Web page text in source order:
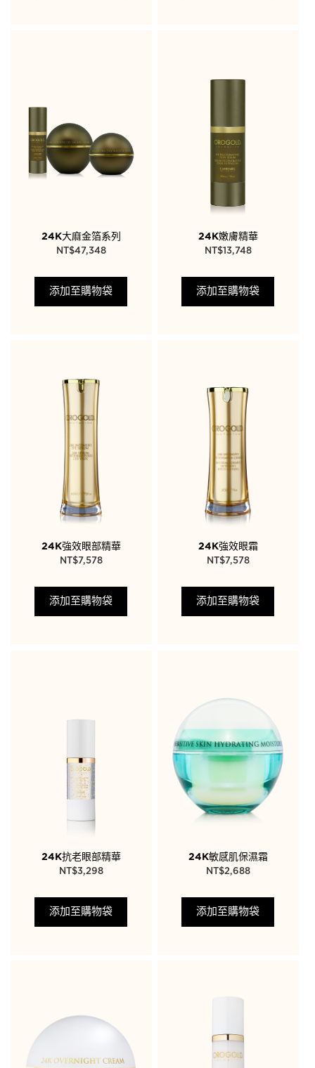
24K大麻金箔系列
NT$47,348
添加至購物袋
24K嫩膚精華
NT$13,748
添加至購物袋
24K強效眼部精華
NT$7,578
添加至購物袋
24K強效眼霜
NT$7,578
添加至購物袋
24K抗老眼部精華
NT$3,298
添加至購物袋
24K敏感肌保濕霜
NT$2,688
添加至購物袋